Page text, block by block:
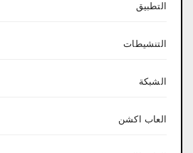
التطبيق
التنشيطات
الشبكة
العاب اكشن